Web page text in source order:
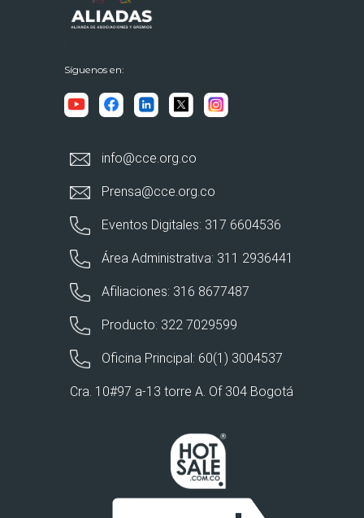
Síguenos en:
info@cce.org.co
Prensa@cce.org.co
Eventos Digitales: 317 6604536
Área Administrativa: 311 2936441
Afiliaciones: 316 8677487
Producto: 322 7029599
Oficina Principal: 60(1) 3004537
Cra. 10#97 a-13 torre A. Of 304 Bogotá